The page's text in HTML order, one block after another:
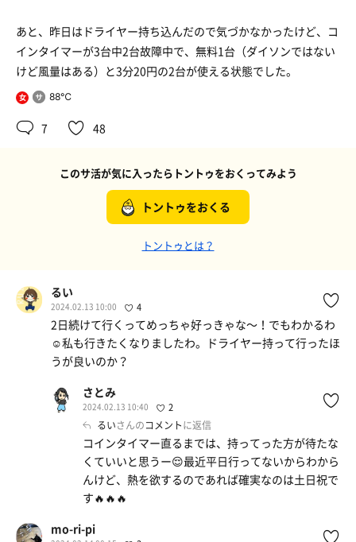
あと、昨日はドライヤー持ち込んだので気づかなかったけど、コ
インタイマーが3台中2台故障中で、無料1台（ダイソンではない
けど風量はある）と3分20円の2台が使える状態でした。
女 88℃
7 48
このサ活が気に入ったらトントゥをおくってみよう
トントゥをおくる
トントゥとは？
るい
2024.02.13 10:00 4
2日続けて行くってめっちゃ好っきゃな〜！でもわかるわ
☺️私も行きたくなりましたわ。ドライヤー持って行ったほ
うが良いのか？
さとみ
2024.02.13 10:40 2
るいさんのコメントに返信
コインタイマー直るまでは、持ってった方が待たな
くていいと思うー😌最近平日行ってないからわから
んけど、熱を欲するのであれば確実なのは土日祝で
す🔥🔥🔥
mo-ri-pi